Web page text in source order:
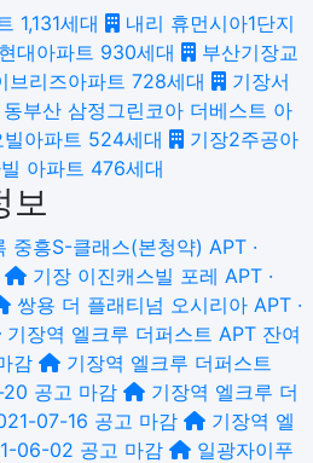
1,131세대
내리 휴먼시아1단지
대아파트 930세대
부산기장교
브리즈아파트 728세대
기장서
동부산 삼정그린코아 더베스트 아
아파트 524세대
기장2주공아
아파트 476세대
보
중흥S-클래스(본청약) APT ·
기장 이진캐스빌 포레 APT ·
쌍용 더 플래티넘 오시리아 APT ·
기장역 엘크루 더퍼스트 APT 잔여
감
기장역 엘크루 더퍼스트
공고 마감
기장역 엘크루 더
07-16 공고 마감
기장역 엘
06-02 공고 마감
일광자이푸